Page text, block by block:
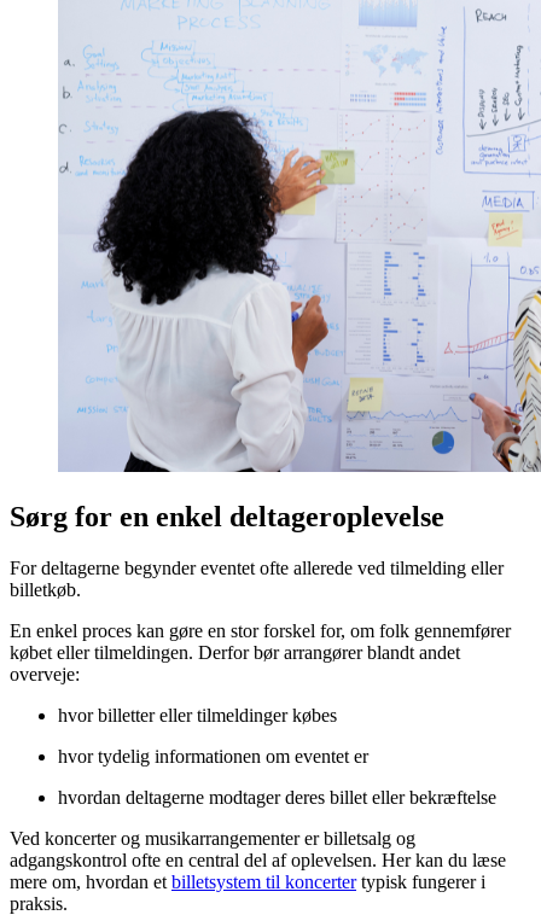
Sørg for en enkel deltageroplevelse
For deltagerne begynder eventet ofte allerede ved tilmelding eller
billetkøb.
En enkel proces kan gøre en stor forskel for, om folk gennemfører
købet eller tilmeldingen. Derfor bør arrangører blandt andet
overveje:
hvor billetter eller tilmeldinger købes
hvor tydelig informationen om eventet er
hvordan deltagerne modtager deres billet eller bekræftelse
Ved koncerter og musikarrangementer er billetsalg og
adgangskontrol ofte en central del af oplevelsen. Her kan du læse
mere om, hvordan et billetsystem til koncertertypisk fungerer i
praksis.